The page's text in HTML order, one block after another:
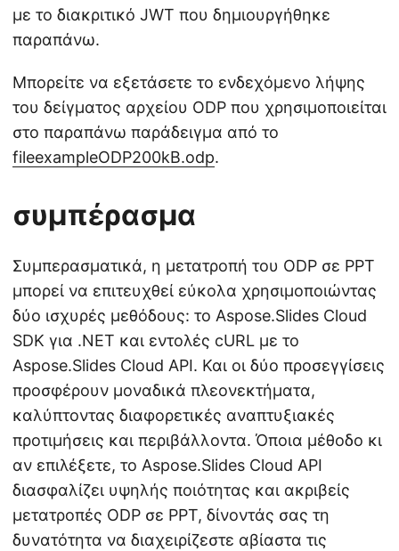
με το διακριτικό JWT που δημιουργήθηκε
παραπάνω.
Μπορείτε να εξετάσετε το ενδεχόμενο λήψης
του δείγματος αρχείου ODP που χρησιμοποιείται
στο παραπάνω παράδειγμα από το
fileexampleODP200kB.odp.
συμπέρασμα
Συμπερασματικά, η μετατροπή του ODP σε PPT
μπορεί να επιτευχθεί εύκολα χρησιμοποιώντας
δύο ισχυρές μεθόδους: το Aspose.Slides Cloud
SDK για .NET και εντολές cURL με το
Aspose.Slides Cloud API. Και οι δύο προσεγγίσεις
προσφέρουν μοναδικά πλεονεκτήματα,
καλύπτοντας διαφορετικές αναπτυξιακές
προτιμήσεις και περιβάλλοντα. Όποια μέθοδο κι
αν επιλέξετε, το Aspose.Slides Cloud API
διασφαλίζει υψηλής ποιότητας και ακριβείς
μετατροπές ODP σε PPT, δίνοντάς σας τη
δυνατότητα να διαχειρίζεστε αβίαστα τις